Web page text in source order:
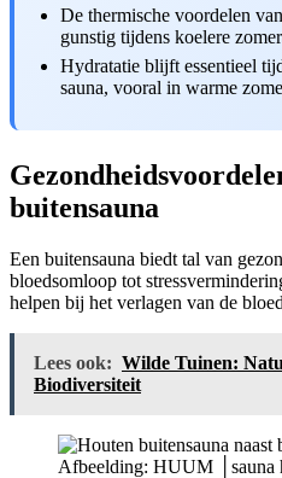
De thermische voordelen
gunstig tijdens koelere
Hydratatie blijft essentieel
sauna, vooral in warme
buitensauna
Een buitensauna biedt tal van
bloedsomloop tot
helpen bij het verlagen van de
Lees ook: Wilde Tuinen:
Biodiversiteit
Afbeelding: HUUM │sauna